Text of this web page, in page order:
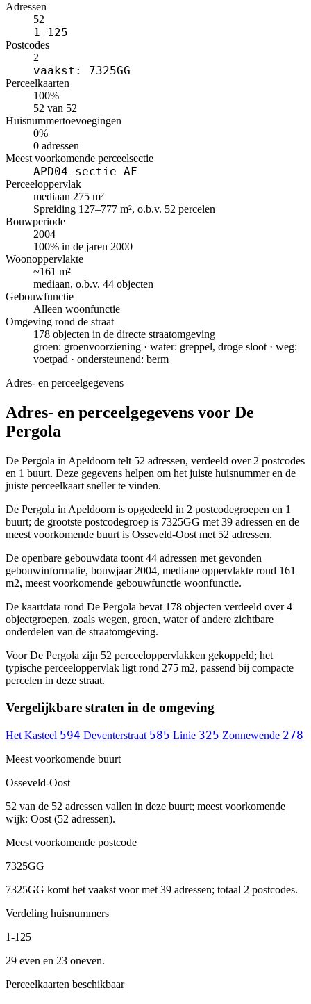
Adressen
52
1–125
Postcodes
2
vaakst: 7325GG
Perceelkaarten
100%
52 van 52
Huisnummertoevoegingen
0%
0 adressen
Meest voorkomende perceelsectie
APD04 sectie AF
Perceeloppervlak
mediaan 275 m²
Spreiding 127–777 m², o.b.v. 52 percelen
Bouwperiode
2004
100% in de jaren 2000
Woonoppervlakte
~161 m²
mediaan, o.b.v. 44 objecten
Gebouwfunctie
Alleen woonfunctie
Omgeving rond de straat
178 objecten in de directe straatomgeving
groen: groenvoorziening · water: greppel, droge sloot · weg:
voetpad · ondersteunend: berm
Adres- en perceelgegevens
Adres- en perceelgegevens voor De
Pergola
De Pergola in Apeldoorn telt 52 adressen, verdeeld over 2 postcodes
en 1 buurt. Deze gegevens helpen om het juiste huisnummer en de
juiste perceelkaart sneller te vinden.
De Pergola in Apeldoorn is opgedeeld in 2 postcodegroepen en 1
buurt; de grootste postcodegroep is 7325GG met 39 adressen en de
meest voorkomende buurt is Osseveld-Oost met 52 adressen.
De openbare gebouwdata toont 44 adressen met gevonden
gebouwinformatie, bouwjaar 2004, mediane oppervlakte rond 161
m2, meest voorkomende gebouwfunctie woonfunctie.
De kaartdata rond De Pergola bevat 178 objecten verdeeld over 4
objectgroepen, zoals wegen, groen, water of andere zichtbare
onderdelen van de straatomgeving.
Voor De Pergola zijn 52 perceeloppervlakken gekoppeld; het
typische perceeloppervlak ligt rond 275 m2, passend bij compacte
percelen in deze straat.
Vergelijkbare straten in de omgeving
Het Kasteel 594 Deventerstraat 585 Linie 325 Zonnewende 278
Meest voorkomende buurt
Osseveld-Oost
52 van de 52 adressen vallen in deze buurt; meest voorkomende
wijk: Oost (52 adressen).
Meest voorkomende postcode
7325GG
7325GG komt het vaakst voor met 39 adressen; totaal 2 postcodes.
Verdeling huisnummers
1-125
29 even en 23 oneven.
Perceelkaarten beschikbaar